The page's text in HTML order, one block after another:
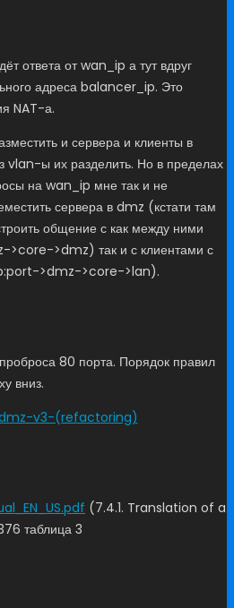
ответа от wan_ip а тут вдруг
адреса balancer_ip. Это
NAT-а.
и сервера и клиенты в
vlan-ы их разделить. Но в пределах
на wan_ip мне так и не
сервера в dmz (кстати там
общение с как между ними
>dmz) так и с клиентами с
>dmz->core->lan).
80 порта. Порядок правил
вниз.
(7.4.1. Translation of a
таблица 3